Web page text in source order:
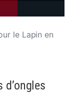
le Lapin en